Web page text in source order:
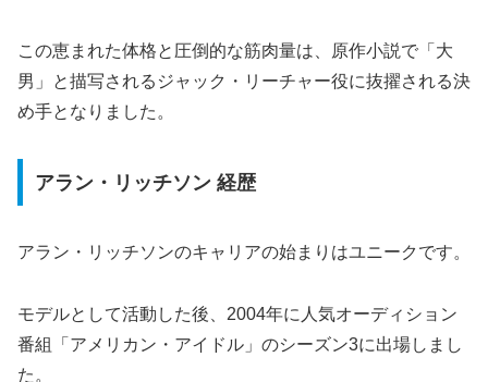
この恵まれた体格と圧倒的な筋肉量は、原作小説で「大
男」と描写されるジャック・リーチャー役に抜擢される決
め手となりました。
アラン・リッチソン 経歴
アラン・リッチソンのキャリアの始まりはユニークです。
モデルとして活動した後、2004年に人気オーディション
番組「アメリカン・アイドル」のシーズン3に出場しまし
た。